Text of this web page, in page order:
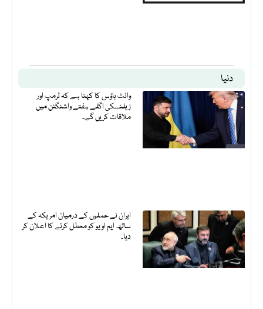
دنیا
وائٹ ہاؤس کا کہنا ہے کہ ٹرمپ اور
زیلنسکی اگلے ہفتے واشنگٹن میں
ملاقات کریں گے۔
ایران نے حملوں کے درمیان امریکہ کے
ساتھ ایم او یو کو معطل کرنے کا اعلان کر
دیا۔